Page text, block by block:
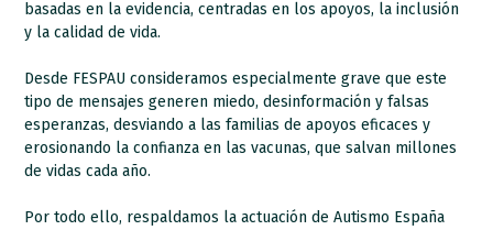
basadas en la evidencia, centradas en los apoyos, la inclusión
y la calidad de vida.
Desde FESPAU consideramos especialmente grave que este
tipo de mensajes generen miedo, desinformación y falsas
esperanzas, desviando a las familias de apoyos eficaces y
erosionando la confianza en las vacunas, que salvan millones
de vidas cada año.
Por todo ello, respaldamos la actuación deAutismo España